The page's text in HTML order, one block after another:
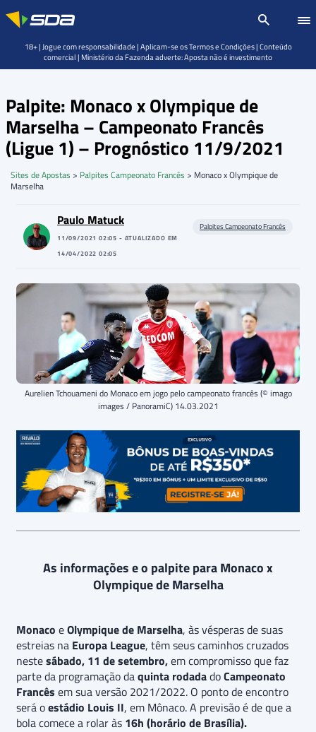
Palpite: Monaco x Olympique de
Marselha – Campeonato Francês
(Ligue 1) – Prognóstico 11/9/2021
Sites de Apostas > Palpites Campeonato Francês > Monaco x Olympique de
Marselha
Paulo Matuck
11/09/2021 02:05 - ATUALIZADO EM
14/04/2022 02:05
Palpites Campeonato Francês
Aurelien Tchouameni do Monaco em jogo pelo campeonato francês (© imago
images / PanoramiC) 14.03.2021
As informações e o palpite para Monaco x
Olympique de Marselha
Monaco eOlympique de Marselha, às vésperas de suas
estreias na Europa League, têm seus caminhos cruzados
nestesábado, 11 de setembro,em compromisso que faz
parte da programação daquinta rodadadoCampeonato
Francês em sua versão 2021/2022. O ponto de encontro
será oestádio Louis II, em Mônaco. A previsão é de que a
bola comece a rolar às 16h (horário de Brasília).
18+ | Jogue com responsabilidade | Aplicam-se os Termos e Condições | Conteúdo
comercial | Ministério da Fazenda adverte: Aposta não é investimento